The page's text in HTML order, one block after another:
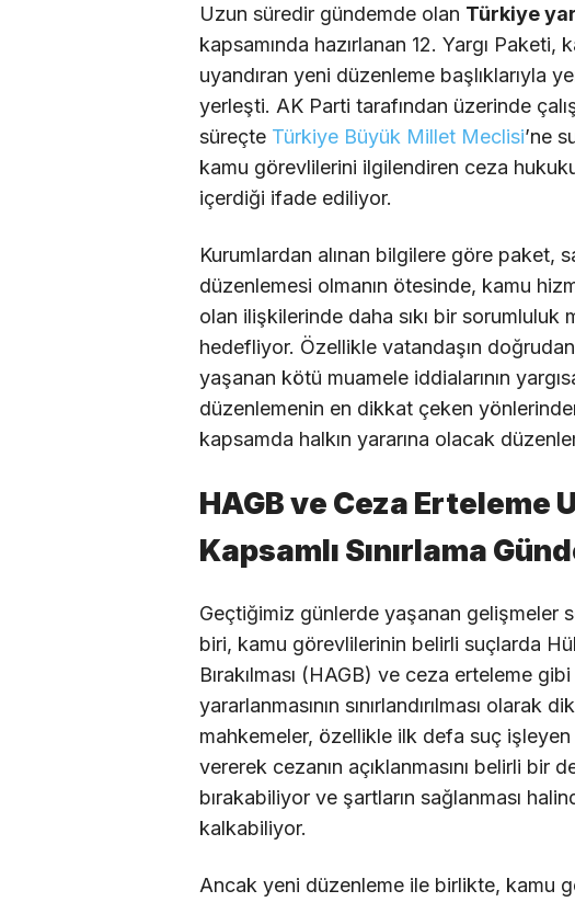
Uzun süredir gündemde olan Türkiye
kapsamında hazırlanan 12. Yargı Paketi,
uyandıran yeni düzenleme başlıklarıyla
yerleşti. AK Parti tarafından üzerinde
süreçte Türkiye Büyük Millet Meclisi’ne
kamu görevlilerini ilgilendiren ceza
içerdiği ifade ediliyor.
Kurumlardan alınan bilgilere göre paket,
düzenlemesi olmanın ötesinde, kamu
olan ilişkilerinde daha sıkı bir sorumluluk
hedefliyor. Özellikle vatandaşın
yaşanan kötü muamele iddialarının
düzenlemenin en dikkat çeken
kapsamda halkın yararına olacak
HAGB ve Ceza Erteleme
Kapsamlı Sınırlama
Geçtiğimiz günlerde yaşanan gelişmeler
biri, kamu görevlilerinin belirli suçlarda
Bırakılması (HAGB) ve ceza erteleme
yararlanmasının sınırlandırılması
mahkemeler, özellikle ilk defa suç işleyen
vererek cezanın açıklanmasını belirli bir
bırakabiliyor ve şartların sağlanması
kalkabiliyor.
Ancak yeni düzenleme ile birlikte, kamu